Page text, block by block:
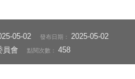
05-02 發布日期： 2025-05-02
員會 點閱次數：458